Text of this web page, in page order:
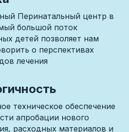
Перинатальный центр в
большой поток
детей позволяет нам
о перспективах
лечения
техническое обеспечение
апробации нового
расходных материалов и